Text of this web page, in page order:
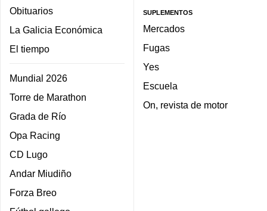
Obituarios
La Galicia Económica
El tiempo
Mundial 2026
Torre de Marathon
Grada de Río
Opa Racing
CD Lugo
Andar Miudiño
Forza Breo
SUPLEMENTOS
Mercados
Fugas
Yes
Escuela
On, revista de motor